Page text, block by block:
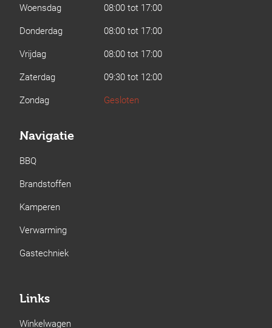
Woensdag
08:00 tot 17:00
Donderdag
08:00 tot 17:00
Vrijdag
08:00 tot 17:00
Zaterdag
09:30 tot 12:00
Zondag
Gesloten
Navigatie
BBQ
Brandstoffen
Kamperen
Verwarming
Gastechniek
Links
Winkelwagen